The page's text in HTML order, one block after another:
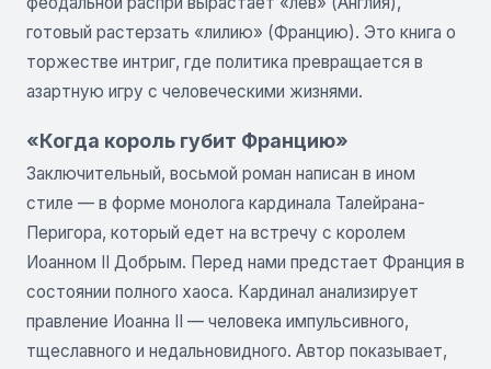
готовый растерзать «лилию» (Францию). Это книга о
торжестве интриг, где политика превращается в
азартную игру с человеческими жизнями.
«Когда король губит Францию»
Заключительный, восьмой роман написан в ином
стиле — в форме монолога кардинала Талейрана-
Перигора, который едет на встречу с королем
Иоанном II Добрым. Перед нами предстает Франция в
состоянии полного хаоса. Кардинал анализирует
правление Иоанна II — человека импульсивного,
тщеславного и недальновидного. Автор показывает,